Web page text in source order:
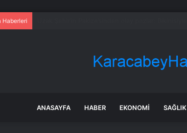
Haberleri
ANASAYFA HABER EKONOMI SAĞLIK